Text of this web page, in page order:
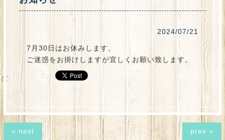
2024/07/21
7月30日はお休みします。
ご迷惑をお掛けしますが宜しくお願い致します。
« next prev »